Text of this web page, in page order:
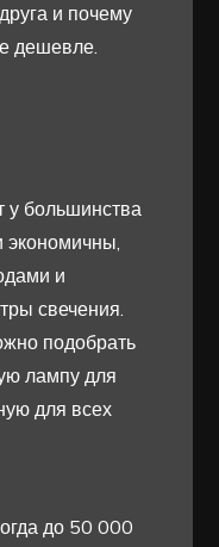
и почему
дешевле.
у большинства
экономичны,
и
свечения.
подобрать
лампу для
для всех
до 50 000